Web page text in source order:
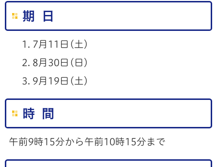
期 日
7月11日(土）
8月30日(日）
9月19日(土）
時 間
午前9時15分から午前10時15分まで